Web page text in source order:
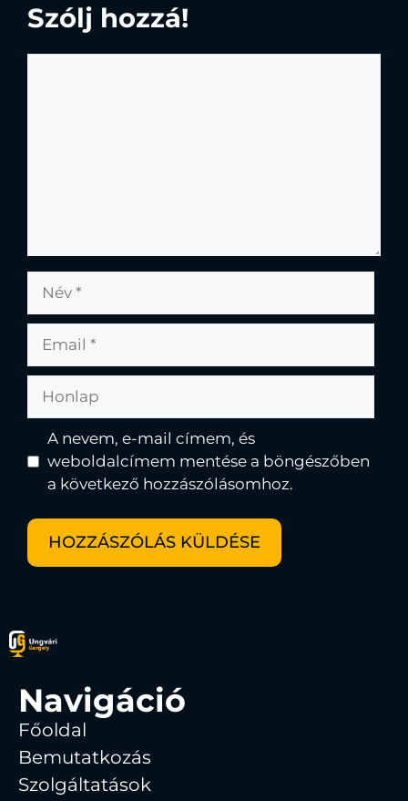
Szólj hozzá!
A nevem, e-mail címem, és
weboldalcímem mentése a böngészőben
a következő hozzászólásomhoz.
Navigáció
Főoldal
Bemutatkozás
Szolgáltatások